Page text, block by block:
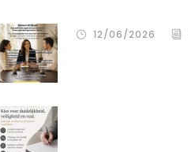
12/06/2026